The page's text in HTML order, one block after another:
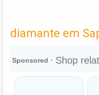
diamante em